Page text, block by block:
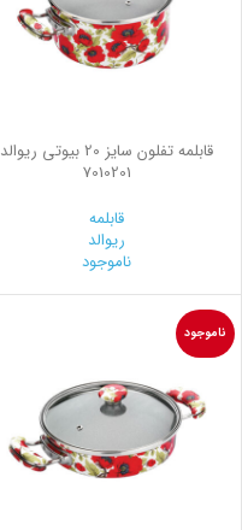
قابلمه تفلون سایز 20 بیوتی ریوالد
7010201
قابلمه
ریوالد
ناموجود
ناموجود